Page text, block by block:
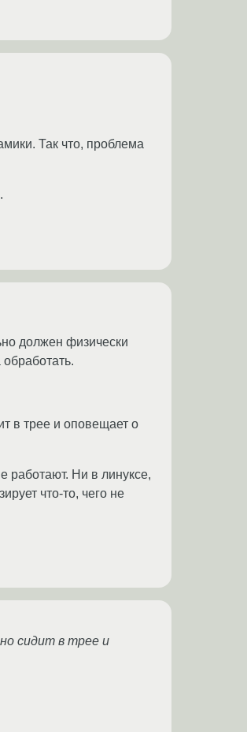
Так что, проблема
должен физически
в трее и оповещает о
работают. Ни в линуксе,
что-то, чего не
сидит в трее и